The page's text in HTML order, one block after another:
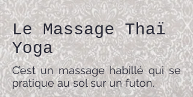
Le Massage Thaï
Yoga
C’est un massage habillé qui se
pratique au sol sur un futon.